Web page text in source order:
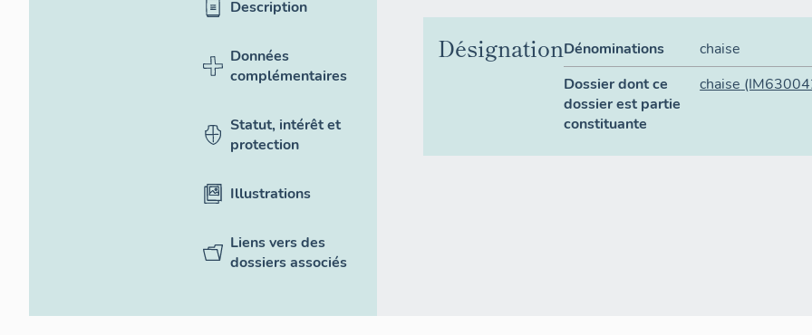
Description
Données
complémentaires
Statut, intérêt et
protection
Illustrations
Liens vers des
dossiers associés
DésignationDénominations
chaise
Dossier dont ce
dossier est partie
constituante
chaise